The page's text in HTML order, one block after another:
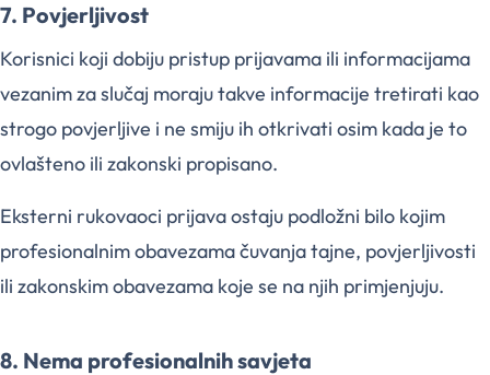
7. Povjerljivost
Korisnici koji dobiju pristup prijavama ili informacijama
vezanim za slučaj moraju takve informacije tretirati kao
strogo povjerljive i ne smiju ih otkrivati osim kada je to
ovlašteno ili zakonski propisano.
Eksterni rukovaoci prijava ostaju podložni bilo kojim
profesionalnim obavezama čuvanja tajne, povjerljivosti
ili zakonskim obavezama koje se na njih primjenjuju.
8. Nema profesionalnih savjeta